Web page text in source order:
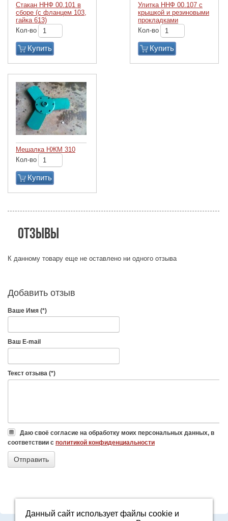
Стакан ННФ 00.101 в
сборе (с фланцем 103,
гайка 613)
Кол-во
Купить
Улитка ННФ 00.107 с
крышкой и резиновыми
прокладками
Кол-во
Купить
Мешалка НЖМ 310
Кол-во
Купить
Отзывы
К данному товару еще не оставлено ни одного отзыва
Добавить отзыв
Ваше Имя (*)
Ваш E-mail
Текст отзыва (*)
Даю своё согласие на обработку моих персональных данных, в
соответствии с политикой конфиденциальности
Данный сайт использует файлы cookie и